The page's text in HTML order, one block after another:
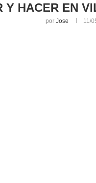
Y HACER EN
porJose 11/